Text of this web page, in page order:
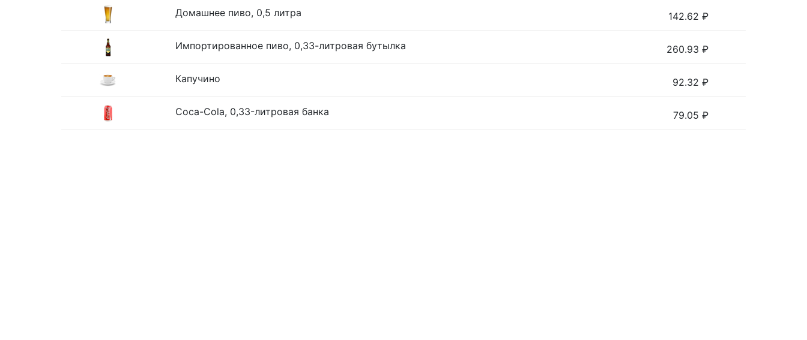
Домашнее пиво, 0,5 литра 142.62 ₽
Импортированное пиво, 0,33-литровая бутылка 260.93 ₽
Капучино 92.32 ₽
Coca-Cola, 0,33-литровая банка 79.05 ₽